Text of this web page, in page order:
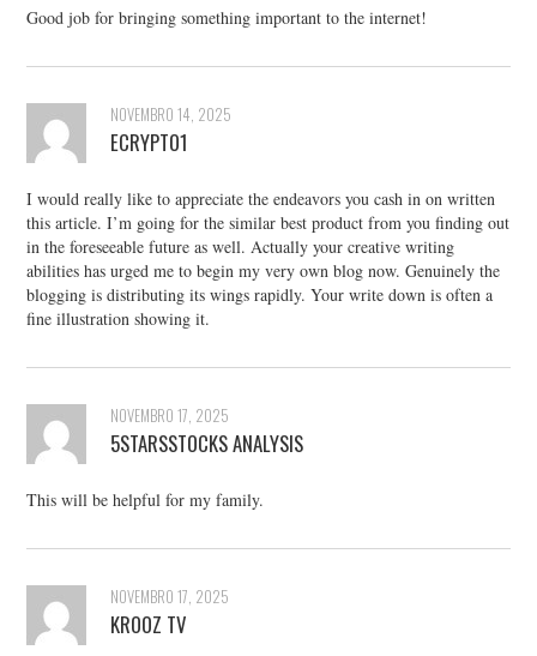
Good job for bringing something important to the internet!
NOVEMBRO 14, 2025
ECRYPTO1
I would really like to appreciate the endeavors you cash in on written
this article. I’m going for the similar best product from you finding out
in the foreseeable future as well. Actually your creative writing
abilities has urged me to begin my very own blog now. Genuinely the
blogging is distributing its wings rapidly. Your write down is often a
fine illustration showing it.
NOVEMBRO 17, 2025
5STARSSTOCKS ANALYSIS
This will be helpful for my family.
NOVEMBRO 17, 2025
KROOZ TV